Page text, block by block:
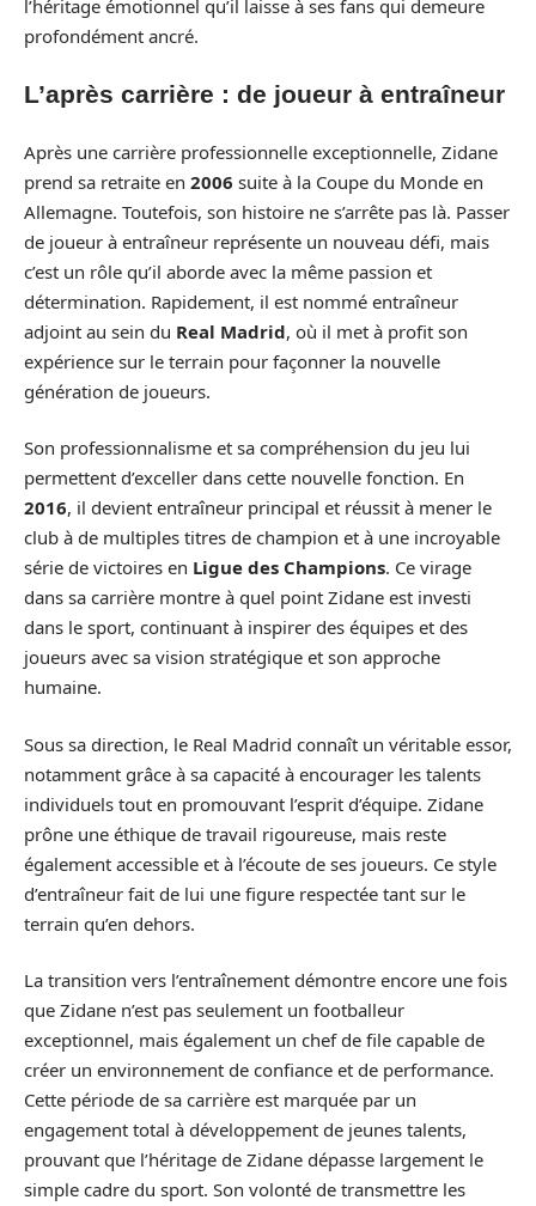
l’héritage émotionnel qu’il laisse à ses fans qui demeure
profondément ancré.
L’après carrière : de joueur à entraîneur
Après une carrière professionnelle exceptionnelle, Zidane
prend sa retraite en 2006 suite à la Coupe du Monde en
Allemagne. Toutefois, son histoire ne s’arrête pas là. Passer
de joueur à entraîneur représente un nouveau défi, mais
c’est un rôle qu’il aborde avec la même passion et
détermination. Rapidement, il est nommé entraîneur
adjoint au sein du Real Madrid, où il met à profit son
expérience sur le terrain pour façonner la nouvelle
génération de joueurs.
Son professionnalisme et sa compréhension du jeu lui
permettent d’exceller dans cette nouvelle fonction. En
2016, il devient entraîneur principal et réussit à mener le
club à de multiples titres de champion et à une incroyable
série de victoires en Ligue des Champions. Ce virage
dans sa carrière montre à quel point Zidane est investi
dans le sport, continuant à inspirer des équipes et des
joueurs avec sa vision stratégique et son approche
humaine.
Sous sa direction, le Real Madrid connaît un véritable essor,
notamment grâce à sa capacité à encourager les talents
individuels tout en promouvant l’esprit d’équipe. Zidane
prône une éthique de travail rigoureuse, mais reste
également accessible et à l’écoute de ses joueurs. Ce style
d’entraîneur fait de lui une figure respectée tant sur le
terrain qu’en dehors.
La transition vers l’entraînement démontre encore une fois
que Zidane n’est pas seulement un footballeur
exceptionnel, mais également un chef de file capable de
créer un environnement de confiance et de performance.
Cette période de sa carrière est marquée par un
engagement total à développement de jeunes talents,
prouvant que l’héritage de Zidane dépasse largement le
simple cadre du sport. Son volonté de transmettre les